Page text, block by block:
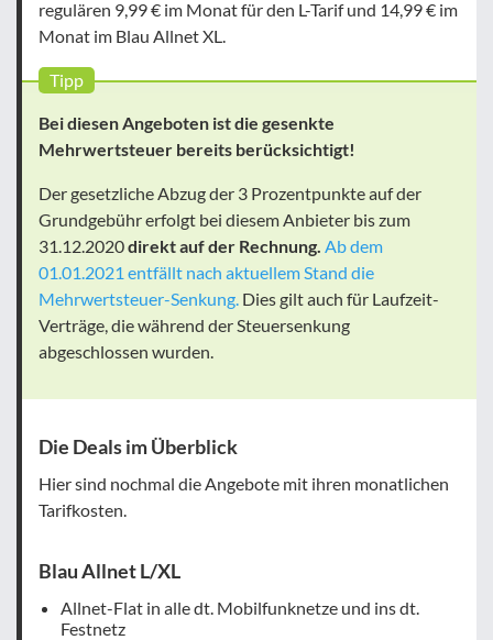
regulären 9,99 € im Monat für den L-Tarif und 14,99 € im
Monat im Blau Allnet XL.
Tipp
Bei diesen Angeboten ist die gesenkte
Mehrwertsteuer bereits berücksichtigt!
Der gesetzliche Abzug der 3 Prozentpunkte auf der
Grundgebühr erfolgt bei diesem Anbieter bis zum
31.12.2020direkt auf der Rechnung. Ab dem
01.01.2021 entfällt nach aktuellem Stand die
Mehrwertsteuer-Senkung. Dies gilt auch für Laufzeit-
Verträge, die während der Steuersenkung
abgeschlossen wurden.
Die Deals im Überblick
Hier sind nochmal die Angebote mit ihren monatlichen
Tarifkosten.
Blau Allnet L/XL
Allnet-Flat in alle dt. Mobilfunknetze und ins dt.
Festnetz